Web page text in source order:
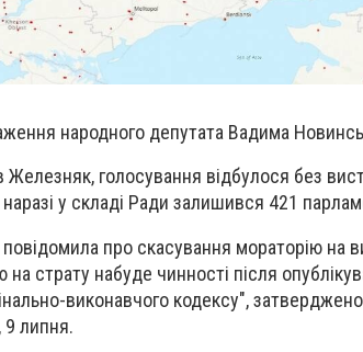
народного депутата Вадима
голосування відбулося без
у складі Ради залишився 421
повідомила про скасування мораторію на
страту набуде чинності після
виконавчого кодексу",
липня.